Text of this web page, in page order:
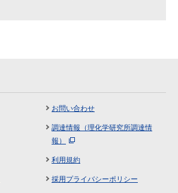
お問い合わせ
調達情報（理化学研究所調達情
報）
利用規約
採用プライバシーポリシー